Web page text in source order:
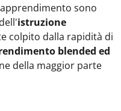
sono
istruzione
colpito dalla rapidità di
blended ed
della maggior parte